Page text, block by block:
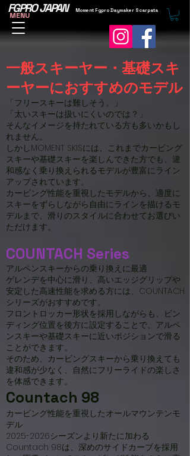
MENU
FGPRO JAPAN Moment Fgpro Daymaker Scarpata
一般スキーヤー・基礎スキ
ーヤーにおすすめのモデル
「フリースキーは難しそう。」
「太いスキーは扱いにくいのでは？」
そんなイメージを持たれている方も多いかもし
れません。
しかしMOMENT SKISには、これまでカービング
スキーや基礎スキーを楽しんできた方でも、違
和感なく乗り換えられるモデルが豊富にライン
アップされています。
カービング性能を重視したモデルから、適度に
スキーをずらしながら自由にラインを描けるモ
デルまで、滑りのスタイルに合わせてお選びい
ただけます。
COUNTACH Series
アルペンスキーからの乗り換えに最適
ゲレンデを中心に滑り、高いエッジグリップや
安定した高速性能を求める方には、COUNTACH
シリーズがおすすめです。
フロントロッカー形状を採用しながらも、ビン
ディング位置を後方に設定することで、アルペ
ンスキーや基礎スキーに近いポジションで滑る
ことができます。
そのため、カービングスキーから乗り換えても
違和感が少なく、自然にフリーライドの楽しさ
を体感できます。
Countach 98
カービング性能を重視したオールマウンテンモ
デル
2025-2026シーズンより新たに加わる
Countach 98は、深めのサイドカーブを採用